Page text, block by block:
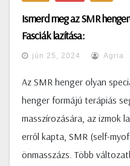
Ismerd meg az SMR
Fasciák lazítása:
jún 25, 2024 Agria
Az SMR henger olyan
henger formájú terápiás
masszírozására, az izmok
erről kapta, SMR (self-
önmasszázs. Több